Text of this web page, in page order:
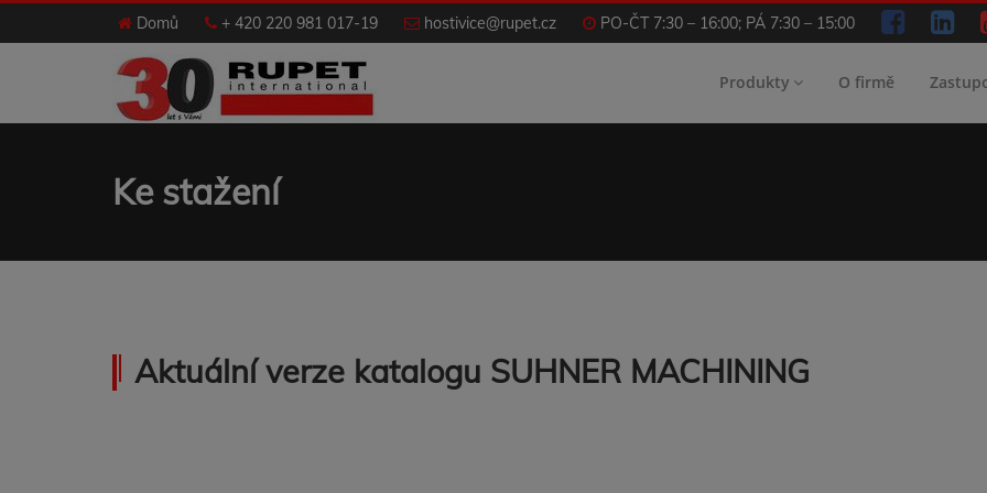
Domů + 420 220 981 017-19 hostivice@rupet.cz PO-ČT 7:30 – 16:00; PÁ 7:30 – 15:00
Produkty O firmě
Ke stažení
Aktuální verze katalogu SUHNER MACHINING